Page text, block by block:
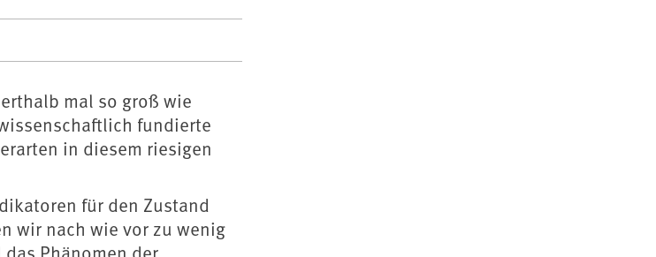
mal so groß wie
fundierte
in diesem riesigen
für den Zustand
wir nach wie vor zu wenig